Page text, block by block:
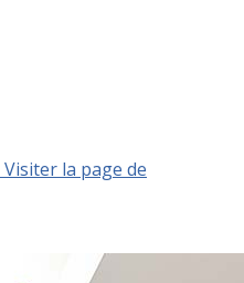
Visiter la page de